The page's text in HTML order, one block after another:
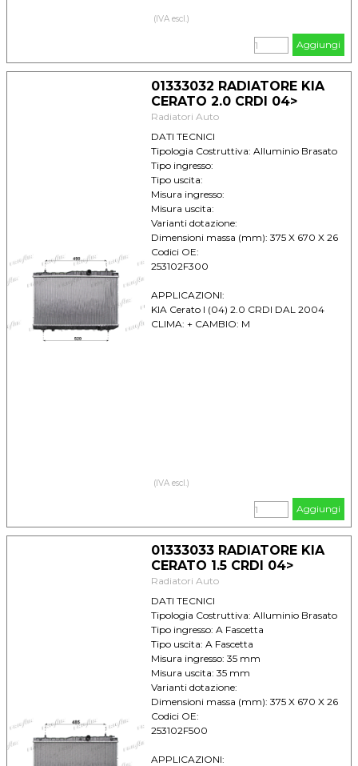
(IVA escl.)
Aggiungi
01333032 RADIATORE KIA
CERATO 2.0 CRDI 04>
Radiatori Auto
DATI TECNICI
Tipologia Costruttiva: Alluminio Brasato
Tipo ingresso:
Tipo uscita:
Misura ingresso:
Misura uscita:
Varianti dotazione:
Dimensioni massa (mm): 375 X 670 X 26
Codici OE:
253102F300
APPLICAZIONI:
KIA Cerato I (04) 2.0 CRDI DAL 2004
CLIMA: + CAMBIO: M
(IVA escl.)
Aggiungi
01333033 RADIATORE KIA
CERATO 1.5 CRDI 04>
Radiatori Auto
DATI TECNICI
Tipologia Costruttiva: Alluminio Brasato
Tipo ingresso: A Fascetta
Tipo uscita: A Fascetta
Misura ingresso: 35 mm
Misura uscita: 35 mm
Varianti dotazione:
Dimensioni massa (mm): 375 X 670 X 26
Codici OE:
253102F500
APPLICAZIONI: